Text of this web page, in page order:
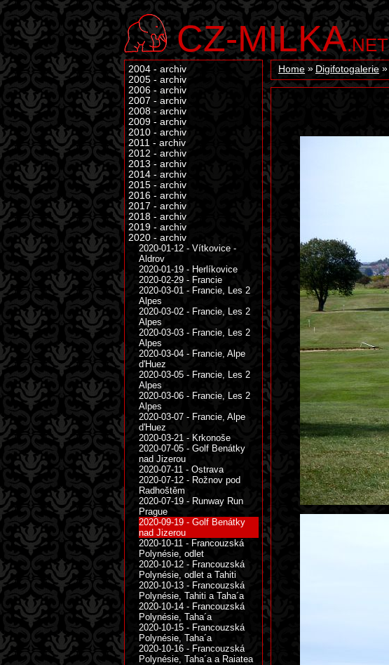
CZ-MILKA.NET
Home Digifotogalerie
2004 - archiv
2005 - archiv
2006 - archiv
2007 - archiv
2008 - archiv
2009 - archiv
2010 - archiv
2011 - archiv
2012 - archiv
2013 - archiv
2014 - archiv
2015 - archiv
2016 - archiv
2017 - archiv
2018 - archiv
2019 - archiv
2020 - archiv
2020-01-12 - Vítkovice -
Aldrov
2020-01-19 - Herlíkovice
2020-02-29 - Francie
2020-03-01 - Francie, Les 2
Alpes
2020-03-02 - Francie, Les 2
Alpes
2020-03-03 - Francie, Les 2
Alpes
2020-03-04 - Francie, Alpe
d'Huez
2020-03-05 - Francie, Les 2
Alpes
2020-03-06 - Francie, Les 2
Alpes
2020-03-07 - Francie, Alpe
d'Huez
2020-03-21 - Krkonoše
2020-07-05 - Golf Benátky
nad Jizerou
2020-07-11 - Ostrava
2020-07-12 - Rožnov pod
Radhoštěm
2020-07-19 - Runway Run
Prague
2020-09-19 - Golf Benátky
nad Jizerou
2020-10-11 - Francouzská
Polynésie, odlet
2020-10-12 - Francouzská
Polynésie, odlet a Tahiti
2020-10-13 - Francouzská
Polynésie, Tahiti a Taha´a
2020-10-14 - Francouzská
Polynésie, Taha´a
2020-10-15 - Francouzská
Polynésie, Taha´a
2020-10-16 - Francouzská
Polynésie, Taha´a a Raiatea